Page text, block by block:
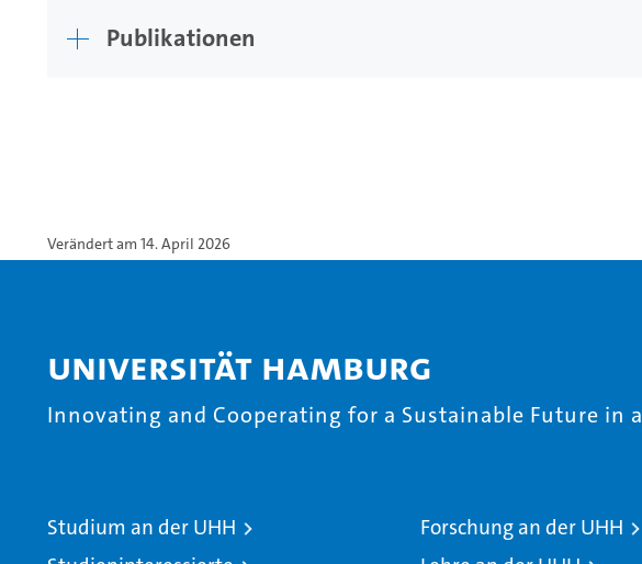
Publikationen
Verändert am 14. April 2026
Universität Hamburg
Innovating and Cooperating for a Sustainable Future in
Studium an der UHH
Forschung an der UHH